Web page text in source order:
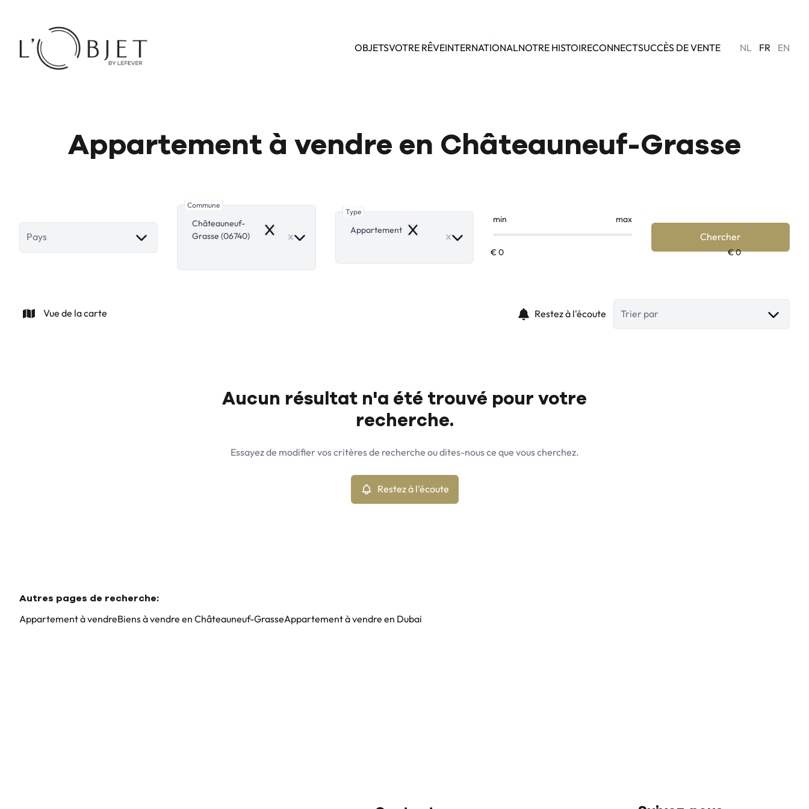
OBJETSVOTRE RÊVEINTERNATIONALNOTRE HISTOIRECONNECTSUCCÈS DE VENTE NL FR EN
Appartement à vendre en Châteauneuf-Grasse
Pays
Commune
Châteauneuf-
Grasse (06740)
Remove
Type
Appartement Remove
min max
Chercher
Vue de la carte Restez à l'écoute Trier par
Aucun résultat n'a été trouvé pour votre
recherche.
Essayez de modifier vos critères de recherche ou dites-nous ce que vous cherchez.
Restez à l'écoute
Autres pages de recherche:
Appartement à vendreBiens à vendre en Châteauneuf-GrasseAppartement à vendre en Dubai